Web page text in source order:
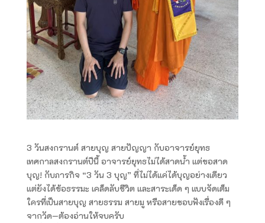
3 วันสงกรานต์ สายบุญ สายปัญญา กับอาจารย์ยุทธ
เทศกาลสงกรานต์ปีนี้ อาจารย์ยุทธไม่ได้สาดน้ำ แต่ขอสาด
บุญ! กับภารกิจ “3 วัน 3 บุญ” ที่ไม่ได้แค่ได้บุญอย่างเดียว
แต่ยังได้ข้อธรรมะ เคล็ดลับชีวิต และสาระเด็ด ๆ แบบจัดเต็ม
ใครที่เป็นสายบุญ สายธรรม สายมู หรือสายชอบฟังเรื่องดี ๆ
จากวัด—ต้องอ่านให้จบครับ